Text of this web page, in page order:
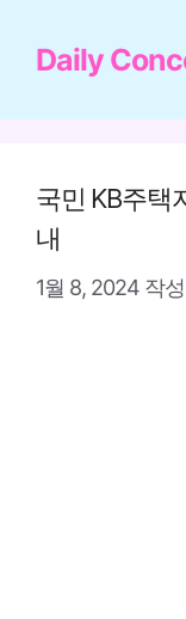
Daily
국민 KB주택
내
1월 8, 2024 작